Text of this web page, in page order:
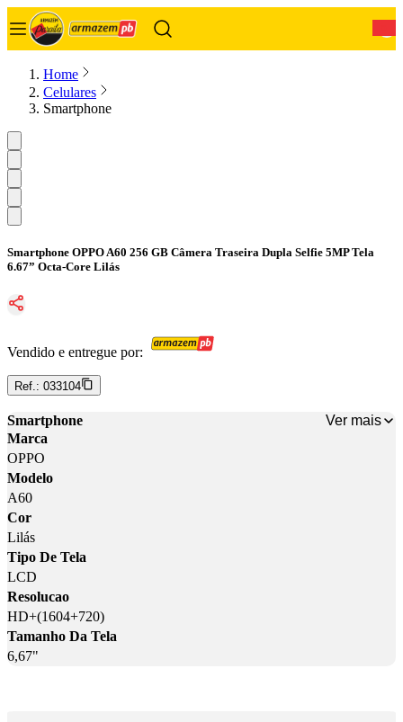
Home
Celulares
Smartphone
Smartphone OPPO A60 256 GB Câmera Traseira Dupla Selfie 5MP Tela
6.67” Octa-Core Lilás
Vendido e entregue por:
Ref.: 033104
Smartphone
Ver mais
Marca
OPPO
Modelo
A60
Cor
Lilás
Tipo De Tela
LCD
Resolucao
HD+(1604+720)
Tamanho Da Tela
6,67"